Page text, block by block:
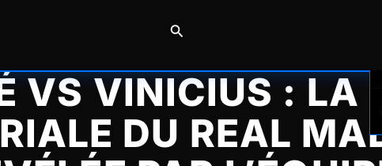
Rechercher
VS VINICIUS : LA
DU REAL